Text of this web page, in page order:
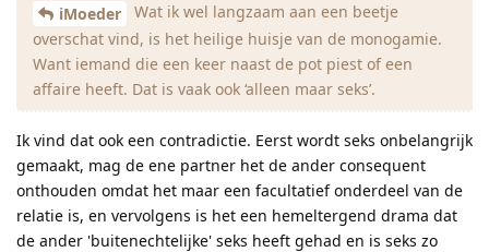
iMoeder
Wat ik wel langzaam aan een beetje
overschat vind, is het heilige huisje van de monogamie.
Want iemand die een keer naast de pot piest of een
affaire heeft. Dat is vaak ook ‘alleen maar seks’.
Ik vind dat ook een contradictie. Eerst wordt seks onbelangrijk
gemaakt, mag de ene partner het de ander consequent
onthouden omdat het maar een facultatief onderdeel van de
relatie is, en vervolgens is het een hemeltergend drama dat
de ander 'buitenechtelijke' seks heeft gehad en is seks zo